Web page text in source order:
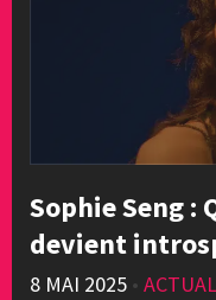
Sophie Seng :
devient
8 MAI 2025 •